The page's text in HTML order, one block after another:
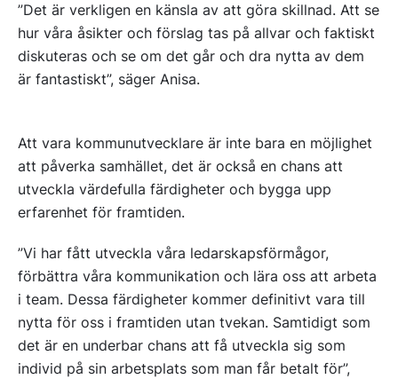
”Det är verkligen en känsla av att göra skillnad. Att se
hur våra åsikter och förslag tas på allvar och faktiskt
diskuteras och se om det går och dra nytta av dem
är fantastiskt”, säger Anisa.
Att vara kommunutvecklare är inte bara en möjlighet
att påverka samhället, det är också en chans att
utveckla värdefulla färdigheter och bygga upp
erfarenhet för framtiden.
”Vi har fått utveckla våra ledarskapsförmågor,
förbättra våra kommunikation och lära oss att arbeta
i team. Dessa färdigheter kommer definitivt vara till
nytta för oss i framtiden utan tvekan. Samtidigt som
det är en underbar chans att få utveckla sig som
individ på sin arbetsplats som man får betalt för”,